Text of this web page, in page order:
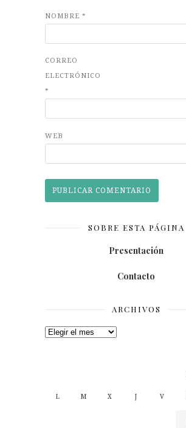
NOMBRE *
CORREO
ELECTRÓNICO
*
WEB
SOBRE ESTA PÁGINA
Presentación
Contacto
ARCHIVOS
Archivos
L M X J V